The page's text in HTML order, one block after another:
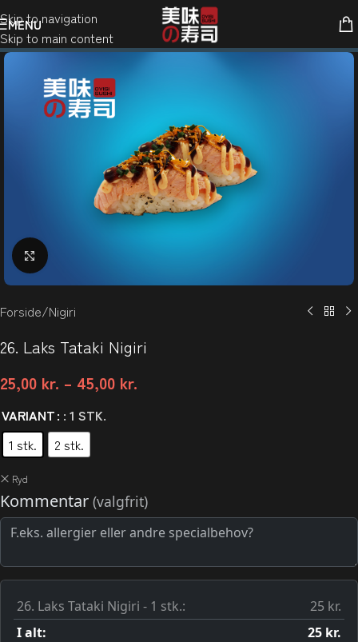
Skip to navigation
Skip to main content
MENU
Klik for at forstørre
Forside/Nigiri
26. Laks Tataki Nigiri
25,00 kr. – 45,00 kr.
VARIANT : 1 STK.
1 stk.
2 stk.
Ryd